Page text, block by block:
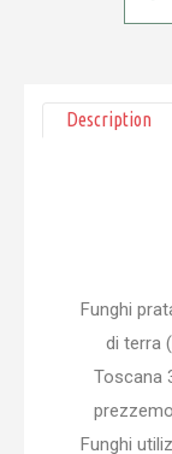
Description
Funghi
di terra
Toscana
Funghi